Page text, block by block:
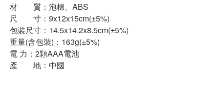
材 質：泡棉、ABS
尺 寸：9x12x15cm(±5%)
包裝尺寸：14.5x14.2x8.5cm(±5%)
重量(含包裝)：163g(±5%)
電 力：2顆AAA電池
產 地：中國